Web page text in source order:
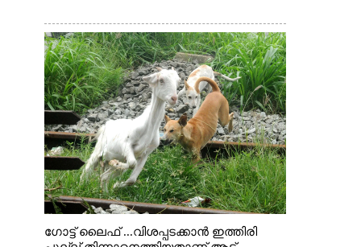
ഗോട്ട് ലൈഫ് ...വിശപ്പടക്കാൻ ഇത്തിരി